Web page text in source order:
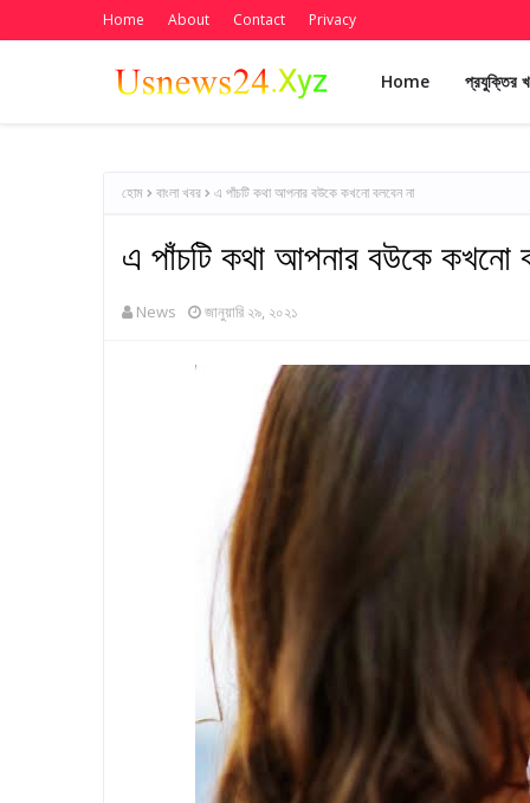
Home About Contact Privacy
Home প্রযুক্তির
হোম বাংলা খবর এ পাঁচটি কথা আপনার বউকে কখনো বলবেন না
এ পাঁচটি কথা আপনার বউকে কখনো
News জানুয়ারি ২৯, ২০২১